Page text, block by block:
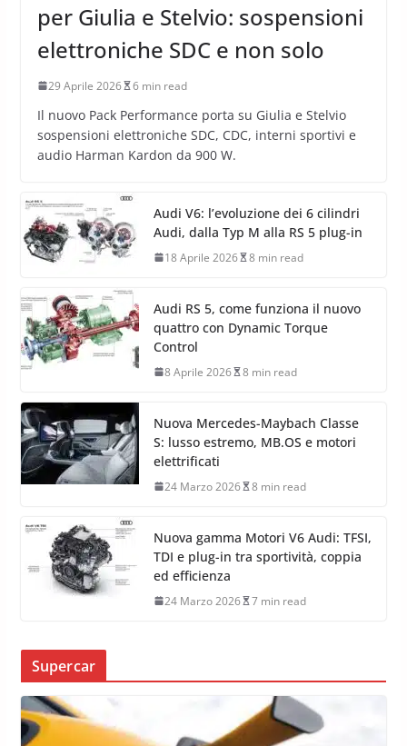
per Giulia e Stelvio: sospensioni
elettroniche SDC e non solo
29 Aprile 2026 6 min read
Il nuovo Pack Performance porta su Giulia e Stelvio
sospensioni elettroniche SDC, CDC, interni sportivi e
audio Harman Kardon da 900 W.
Audi V6: l’evoluzione dei 6 cilindri
Audi, dalla Typ M alla RS 5 plug-in
18 Aprile 2026 8 min read
Audi RS 5, come funziona il nuovo
quattro con Dynamic Torque
Control
8 Aprile 2026 8 min read
Nuova Mercedes-Maybach Classe
S: lusso estremo, MB.OS e motori
elettrificati
24 Marzo 2026 8 min read
Nuova gamma Motori V6 Audi: TFSI,
TDI e plug-in tra sportività, coppia
ed efficienza
24 Marzo 2026 7 min read
Supercar